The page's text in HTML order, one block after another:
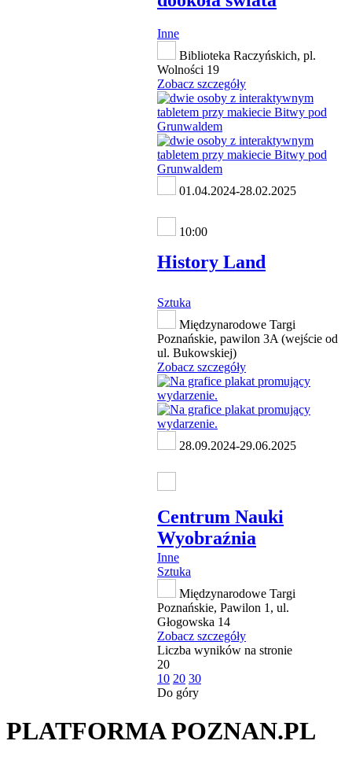
Inne
Biblioteka Raczyńskich, pl.
Wolności 19
Zobacz szczegóły
01.04.2024-28.02.2025
10:00
History Land
Sztuka
Międzynarodowe Targi
Poznańskie, pawilon 3A (wejście od
ul. Bukowskiej)
Zobacz szczegóły
28.09.2024-29.06.2025
Centrum Nauki
Wyobraźnia
Inne
Sztuka
Międzynarodowe Targi
Poznańskie, Pawilon 1, ul.
Głogowska 14
Zobacz szczegóły
Liczba wyników na stronie
20
10 20 30
Do góry
PLATFORMA POZNAN.PL